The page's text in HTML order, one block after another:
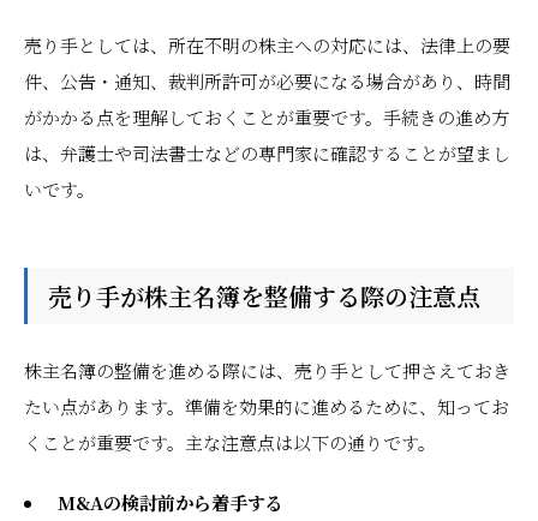
売り手としては、所在不明の株主への対応には、法律上の要
件、公告・通知、裁判所許可が必要になる場合があり、時間
がかかる点を理解しておくことが重要です。手続きの進め方
は、弁護士や司法書士などの専門家に確認することが望まし
いです。
売り手が株主名簿を整備する際の注意点
株主名簿の整備を進める際には、売り手として押さえておき
たい点があります。準備を効果的に進めるために、知ってお
くことが重要です。主な注意点は以下の通りです。
M&Aの検討前から着手する